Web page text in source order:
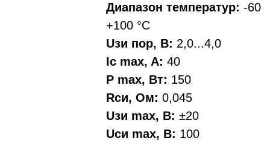
Диапазон температур: -60
+100 °С
Uзи пор, В: 2,0...4,0
Ic max, A: 40
P max, Вт: 150
Rси, Oм: 0,045
Uзи max, В: ±20
Uси max, В: 100